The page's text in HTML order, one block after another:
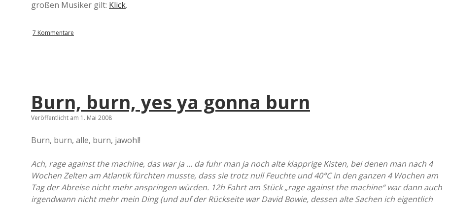
großen Musiker gilt: Klick.
7 Kommentare
Burn, burn, yes ya gonna burn
Veröffentlicht am 1. Mai 2008
Burn, burn, alle, burn, jawohl!
Ach, rage against the machine, das war ja … da fuhr man ja noch alte klapprige Kisten, bei denen man nach 4
Wochen Zelten am Atlantik fürchten musste, dass sie trotz null Feuchte und 40°C in den ganzen 4 Wochen am
Tag der Abreise nicht mehr anspringen würden. 12h Fahrt am Stück „rage against the machine“ war dann auch
irgendwann nicht mehr mein Ding (und auf der Rückseite war David Bowie, dessen alte Sachen ich eigentlich